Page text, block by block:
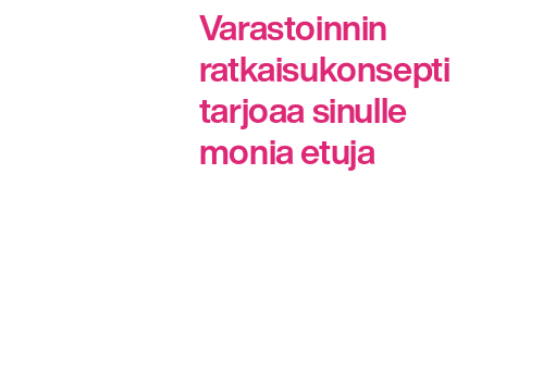
Varastoinnin
ratkaisukonsepti
tarjoaa sinulle
monia etuja